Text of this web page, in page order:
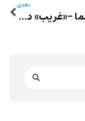
بعدی
بانگ نما -«غریب» درباره غربت «ژینا» در تهران با صدای علی اتابکی و تنظیم استاد فرشاد رستمی، دو هنرمند بازداشتی